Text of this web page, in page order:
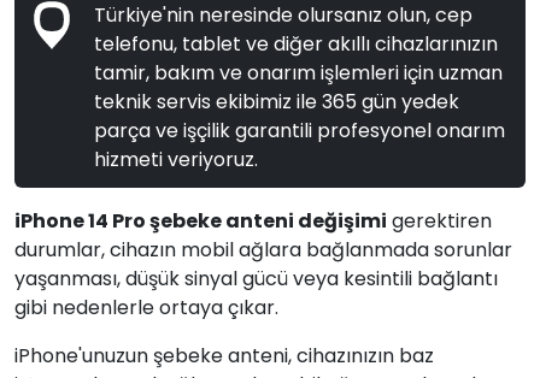
Türkiye'nin neresinde olursanız olun, cep
telefonu, tablet ve diğer akıllı cihazlarınızın
tamir, bakım ve onarım işlemleri için uzman
teknik servis ekibimiz ile 365 gün yedek
parça ve işçilik garantili profesyonel onarım
hizmeti veriyoruz.
iPhone 14 Pro şebeke anteni değişimi gerektiren
durumlar, cihazın mobil ağlara bağlanmada sorunlar
yaşanması, düşük sinyal gücü veya kesintili bağlantı
gibi nedenlerle ortaya çıkar.
iPhone'unuzun şebeke anteni, cihazınızın baz